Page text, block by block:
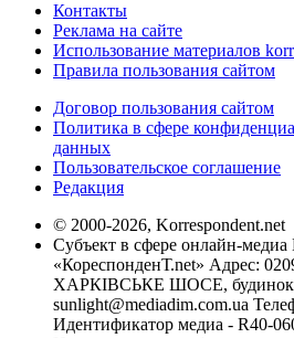
Контакты
Реклама на сайте
Использование материалов
Правила пользования сайтом
Договор пользования сайтом
Политика в сфере
данных
Пользовательское соглашение
Редакция
© 2000-2026, Korrespondent.net
Субъект в сфере онлайн-
«КореспонденТ.net» Адрес:
ХАРКІВСЬКЕ ШОСЕ, будинок
sunlight@mediadim.com.ua
Идентификатор медиа - R40-